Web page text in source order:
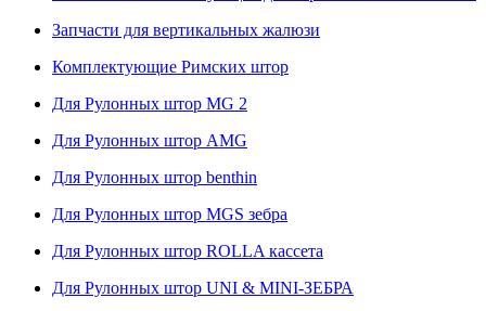
Запчасти для вертикальных жалюзи
Комплектующие Римских штор
Для Рулонных штор MG 2
Для Рулонных штор AMG
Для Рулонных штор benthin
Для Рулонных штор MGS зебра
Для Рулонных штор ROLLA кассета
Для Рулонных штор UNI & MINI-ЗЕБРА